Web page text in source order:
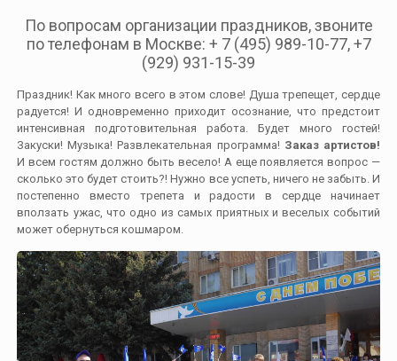
По вопросам организации праздников, звоните
по телефонам в Москве: + 7 (495) 989-10-77, +7
(929) 931-15-39
Праздник! Как много всего в этом слове! Душа трепещет, сердце
радуется! И одновременно приходит осознание, что предстоит
интенсивная подготовительная работа. Будет много гостей!
Закуски! Музыка! Развлекательная программа! Заказ артистов!
И всем гостям должно быть весело! А еще появляется вопрос —
сколько это будет стоить?! Нужно все успеть, ничего не забыть. И
постепенно вместо трепета и радости в сердце начинает
вползать ужас, что одно из самых приятных и веселых событий
может обернуться кошмаром.